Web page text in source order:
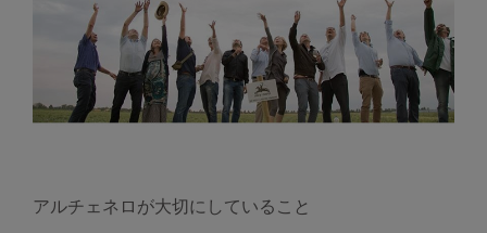
アルチェネロが大切にしていること